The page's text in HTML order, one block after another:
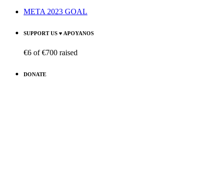
META 2023 GOAL
SUPPORT US ♥ APOYANOS
€6 of€700 raised
DONATE